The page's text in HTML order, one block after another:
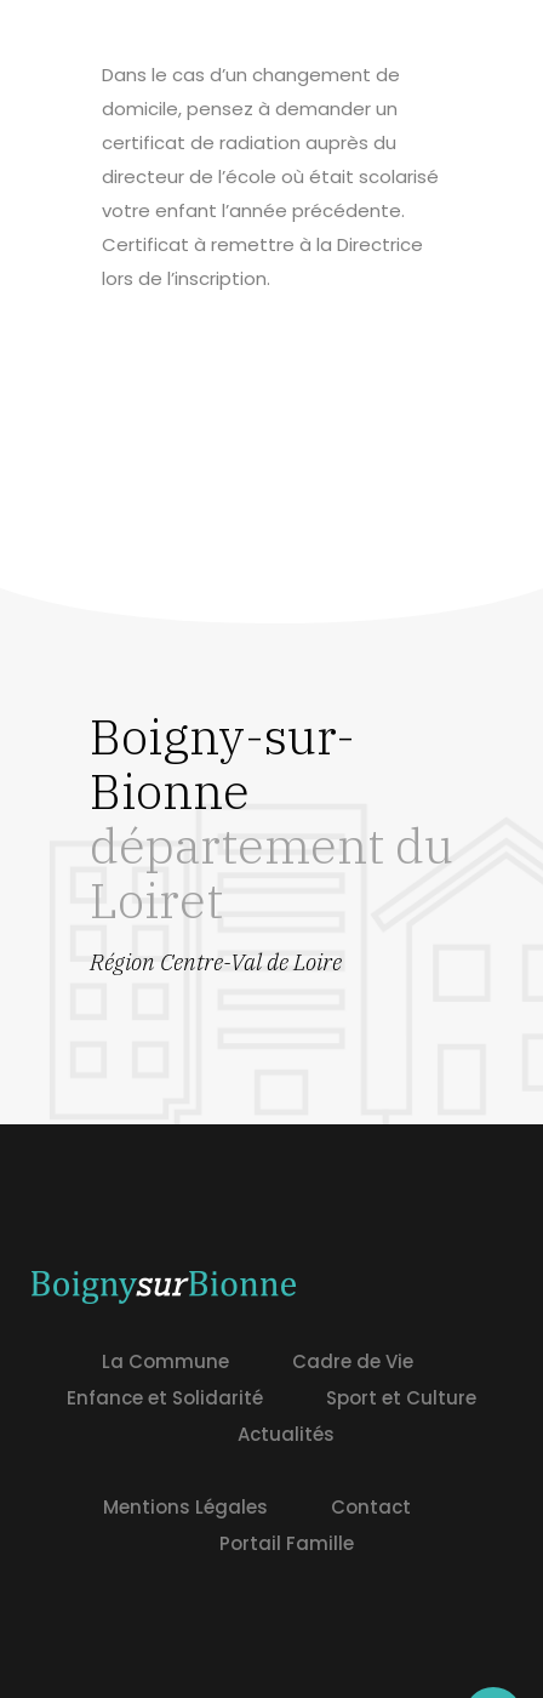
Dans le cas d’un changement de
domicile, pensez à demander un
certificat de radiation auprès du
directeur de l’école où était scolarisé
votre enfant l’année précédente.
Certificat à remettre à la Directrice
lors de l’inscription.
Boigny-sur-
Bionne
département du
Loiret
Région Centre-Val de Loire
La Commune
Cadre de Vie
Enfance et Solidarité
Sport et Culture
Actualités
Mentions Légales
Contact
Portail Famille